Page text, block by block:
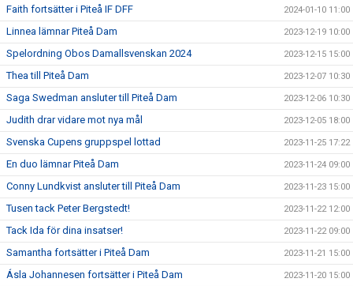
Faith fortsätter i Piteå IF DFF 2024-01-10 11:00
Linnea lämnar Piteå Dam 2023-12-19 10:00
Spelordning Obos Damallsvenskan 2024 2023-12-15 15:00
Thea till Piteå Dam 2023-12-07 10:30
Saga Swedman ansluter till Piteå Dam 2023-12-06 10:30
Judith drar vidare mot nya mål 2023-12-05 18:00
Svenska Cupens gruppspel lottad 2023-11-25 17:22
En duo lämnar Piteå Dam 2023-11-24 09:00
Conny Lundkvist ansluter till Piteå Dam 2023-11-23 15:00
Tusen tack Peter Bergstedt! 2023-11-22 12:00
Tack Ida för dina insatser! 2023-11-22 09:00
Samantha fortsätter i Piteå Dam 2023-11-21 15:00
Ásla Johannesen fortsätter i Piteå Dam 2023-11-20 15:00